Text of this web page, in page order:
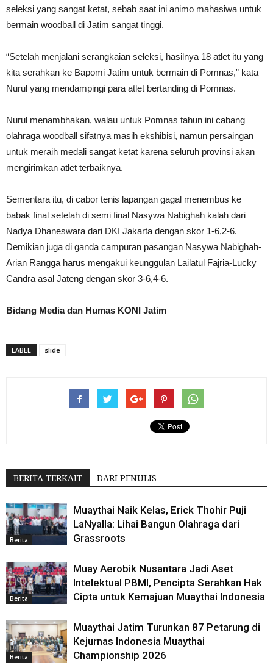
seleksi yang sangat ketat, sebab saat ini animo mahasiwa untuk
bermain woodball di Jatim sangat tinggi.
“Setelah menjalani serangkaian seleksi, hasilnya 18 atlet itu yang
kita serahkan ke Bapomi Jatim untuk bermain di Pomnas,” kata
Nurul yang mendampingi para atlet bertanding di Pomnas.
Nurul menambhakan, walau untuk Pomnas tahun ini cabang
olahraga woodball sifatnya masih ekshibisi, namun persaingan
untuk meraih medali sangat ketat karena seluruh provinsi akan
mengirimkan atlet terbaiknya.
Sementara itu, di cabor tenis lapangan gagal menembus ke
babak final setelah di semi final Nasywa Nabighah kalah dari
Nadya Dhaneswara dari DKI Jakarta dengan skor 1-6,2-6.
Demikian juga di ganda campuran pasangan Nasywa Nabighah-
Arian Rangga harus mengakui keunggulan Lailatul Fajria-Lucky
Candra asal Jateng dengan skor 3-6,4-6.
Bidang Media dan Humas KONI Jatim
LABEL slide
BERITA TERKAIT DARI PENULIS
Berita
Muaythai Naik Kelas, Erick Thohir Puji
LaNyalla: Lihai Bangun Olahraga dari
Grassroots
Berita
Muay Aerobik Nusantara Jadi Aset
Intelektual PBMI, Pencipta Serahkan Hak
Cipta untuk Kemajuan Muaythai Indonesia
Berita
Muaythai Jatim Turunkan 87 Petarung di
Kejurnas Indonesia Muaythai
Championship 2026